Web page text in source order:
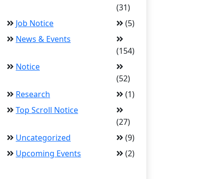
(31)
Job Notice
(5)
News & Events
(154)
Notice
(52)
Research
(1)
Top Scroll Notice
(27)
Uncategorized
(9)
Upcoming Events
(2)